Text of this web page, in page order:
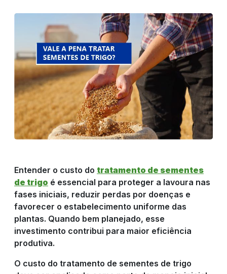
PRODUTOS
RIGRANTEC
Entender o custo do tratamento de sementes
de trigo é essencial para proteger a lavoura nas
fases iniciais, reduzir perdas por doenças e
favorecer o estabelecimento uniforme das
plantas. Quando bem planejado, esse
investimento contribui para maior eficiência
produtiva.
O custo do tratamento de sementes de trigo